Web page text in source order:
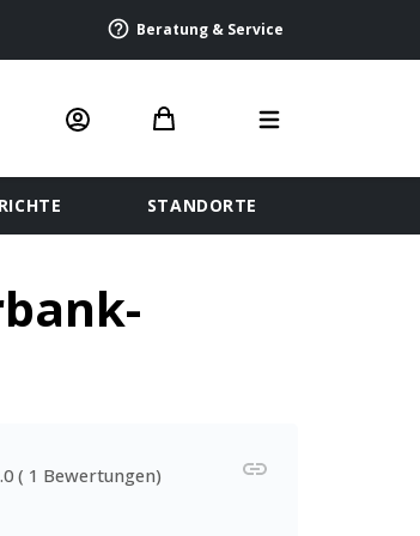
Beratung & Service
STANDORTE
( 1 Bewertungen)